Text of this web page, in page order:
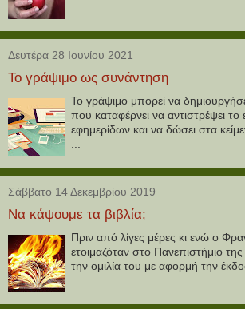
Δευτέρα 28 Ιουνίου 2021
Το γράψιμο ως συνάντηση
Το γράψιμο μπορεί να
που καταφέρνει να αντιστρέψει
εφημερίδων και να δώσει στα
Σάββατο 14 Δεκεμβρίου 2019
Να κάψουμε τα βιβλία;
Πριν από λίγες μέρες κι ενώ ο
ετοιμαζόταν στο Πανεπιστήμιο της
την ομιλία του με αφορμή την